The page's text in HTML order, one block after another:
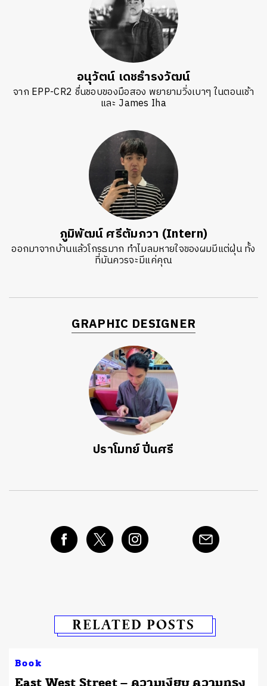
อนุวัตน์ เดชธำรงวัฒน์
จาก EPP-CR2 ชื่นชอบของมือสอง พยายามวิ่งเบาๆ ในตอนเช้า
และ James Iha
ภูมิพัฒน์ ศรีตัมภวา (Intern)
ออกมาจากบ้านแล้วโกรธมาก ทำไมลมหายใจของผมมีแต่ฝุ่น ทั้ง
ที่มันควรจะมีแค่คุณ
GRAPHIC DESIGNER
ปราโมทย์ ปิ่นศรี
RELATED POSTS
Book
East West Street – ความเงียบ ความทรง